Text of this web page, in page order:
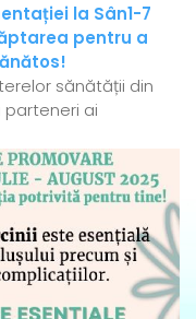
la Sân1-7
pentru a
sănătății din
parteneri ai